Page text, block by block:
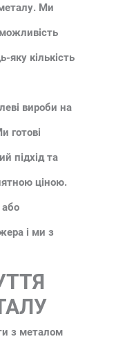
Ми
яку кількість
вироби на
готові
підхід та
ціною.
і ми з
з металом